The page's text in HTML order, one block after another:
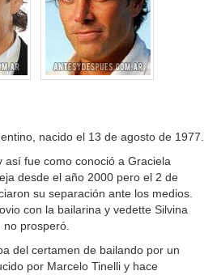
nacido el 13 de agosto de 1977.
así fue como conoció a Graciela
desde el año 2000 pero el 2 de
su separación ante los medios.
con la bailarina y vedette Silvina
prosperó.
del certamen de bailando por un
por Marcelo Tinelli y hace